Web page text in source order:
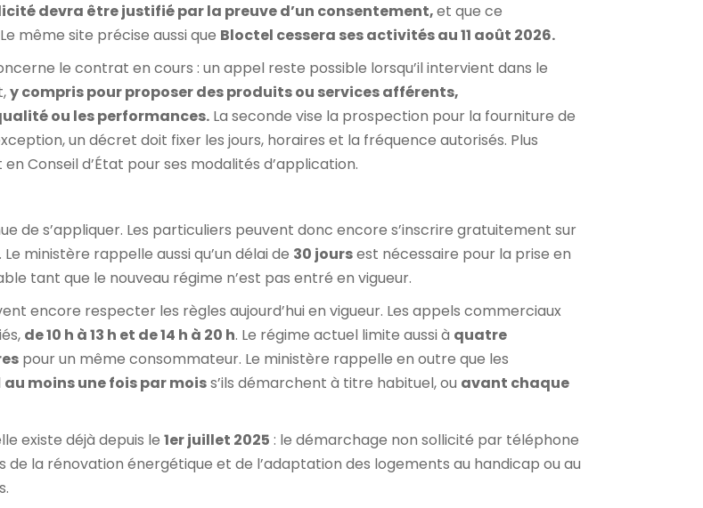
devra être justifié par la preuve d’un consentement,et que ce
même site précise aussi que Bloctel cessera ses activités au 11 août 2026.
le contrat en cours : un appel reste possible lorsqu’il intervient dans le
y compris pour proposer des produits ou services afférents,
ou les performances. La seconde vise la prospection pour la fourniture de
un décret doit fixer les jours, horaires et la fréquence autorisés. Plus
Conseil d’État pour ses modalités d’application.
de s’appliquer. Les particuliers peuvent donc encore s’inscrire gratuitement sur
ministère rappelle aussi qu’un délai de 30 joursest nécessaire pour la prise en
tant que le nouveau régime n’est pas entré en vigueur.
encore respecter les règles aujourd’hui en vigueur. Les appels commerciaux
de 10 h à 13 h et de 14 h à 20 h. Le régime actuel limite aussi à quatre
pour un même consommateur. Le ministère rappelle en outre que les
au moins une fois par moiss’ils démarchent à titre habituel, ou avant chaque
existe déjà depuis le 1er juillet 2025 : le démarchage non sollicité par téléphone
la rénovation énergétique et de l’adaptation des logements au handicap ou au